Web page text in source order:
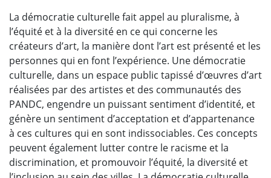
La démocratie culturelle fait appel au pluralisme, à
l’équité et à la diversité en ce qui concerne les
créateurs d’art, la manière dont l’art est présenté et les
personnes qui en font l’expérience. Une démocratie
culturelle, dans un espace public tapissé d’œuvres d’art
réalisées par des artistes et des communautés des
PANDC, engendre un puissant sentiment d’identité, et
génère un sentiment d’acceptation et d’appartenance
à ces cultures qui en sont indissociables. Ces concepts
peuvent également lutter contre le racisme et la
discrimination, et promouvoir l’équité, la diversité et